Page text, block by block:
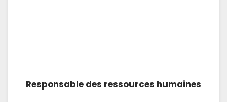
Responsable des ressources humaines